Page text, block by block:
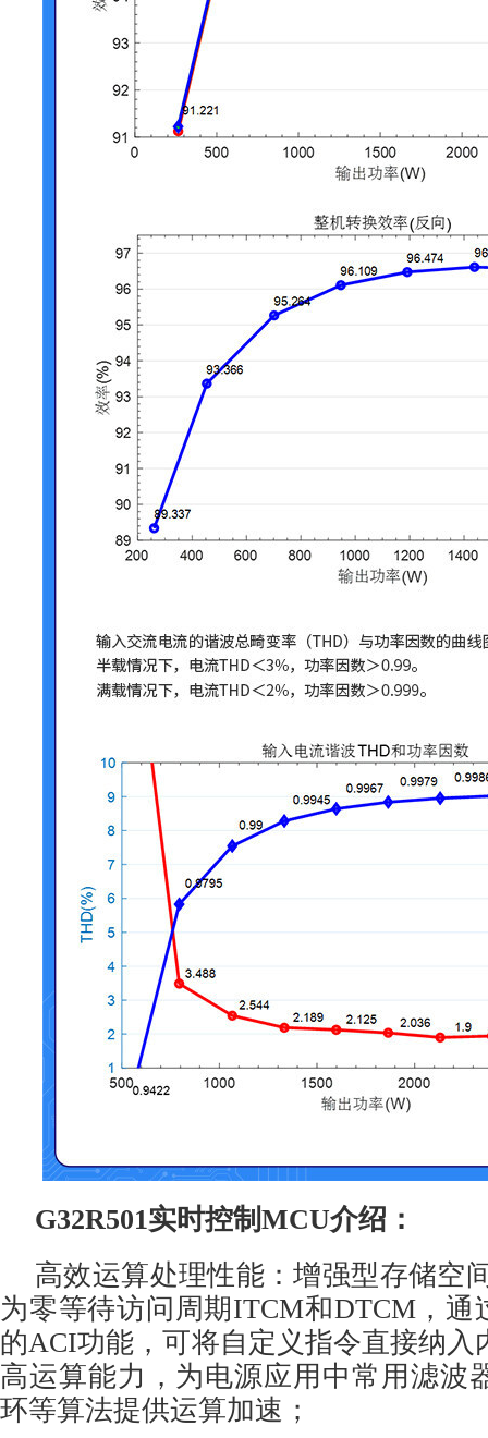
G32R501实时控制MCU介绍：
高效运算处理性能：增强型存储空
为零等待访问周期ITCM和DTCM，通
的ACI功能，可将自定义指令直接纳入
高运算能力，为电源应用中常用滤波
环等算法提供运算加速；